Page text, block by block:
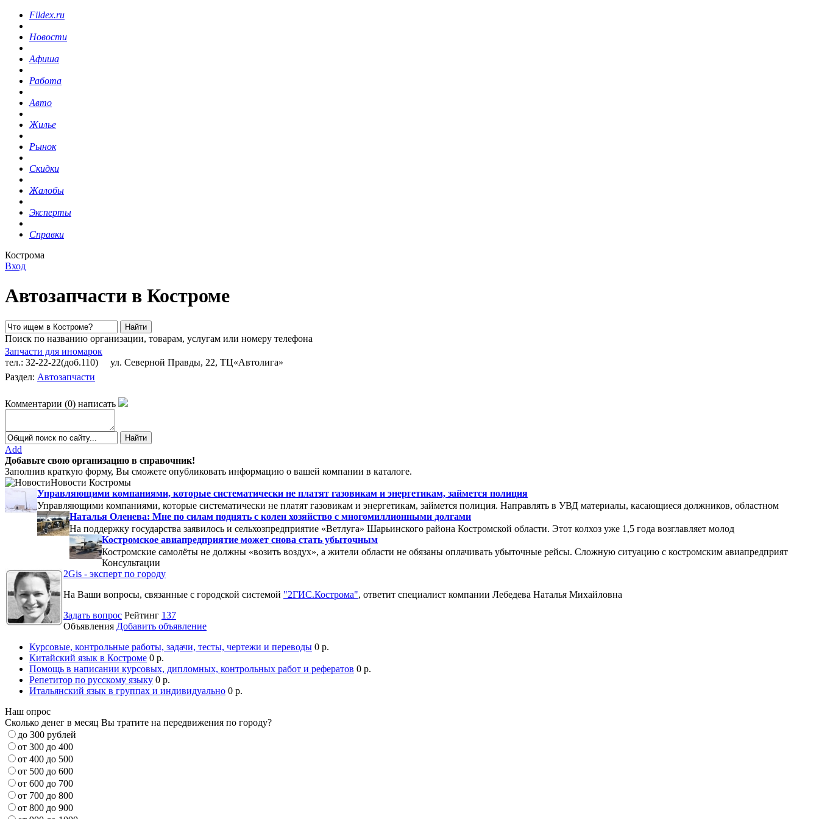
Fildex.ru
Новости
Афиша
Работа
Авто
Жилье
Рынок
Скидки
Жалобы
Эксперты
Справки
Кострома
Вход
Автозапчасти в Костроме
Поиск по названию организации, товарам, услугам или номеру телефона
Запчасти для иномарок
тел.: 32-22-22(доб.110)
ул. Северной Правды, 22, ТЦ«Автолига»
Раздел: Автозапчасти
Комментарии (0) написать
Add
Добавьте свою организацию в справочник!
Заполнив краткую форму, Вы сможете опубликовать информацию о вашей компании в каталоге.
Новости Костромы
Управляющими компаниями, которые систематически не платят газовикам и энергетикам, займется полиция
Управляющими компаниями, которые систематически не платят газовикам и энергетикам, займется полиция. Направлять в УВД материалы, касающиеся должников, областном
Наталья Оленева: Мне по силам поднять с колен хозяйство с многомиллионными долгами
На поддержку государства заявилось и сельхозпредприятие «Ветлуга» Шарьинского района Костромской области. Этот колхоз уже 1,5 года возглавляет молод
Костромское авиапредприятие может снова стать убыточным
Костромские самолёты не должны «возить воздух», а жители области не обязаны оплачивать убыточные рейсы. Сложную ситуацию с костромским авиапредприят
Консультации
2Gis - эксперт по городу
На Ваши вопросы, связанные с городской системой "2ГИС.Кострома", ответит специалист компании Лебедева Наталья Михайловна
Задать вопрос Рейтинг 137
Объявления Добавить объявление
Курсовые, контрольные работы, задачи, тесты, чертежи и переводы 0 р.
Китайский язык в Костроме 0 р.
Помощь в написании курсовых, дипломных, контрольных работ и рефератов 0 р.
Репетитор по русскому языку 0 р.
Итальянский язык в группах и индивидуально 0 р.
Наш опрос
Сколько денег в месяц Вы тратите на передвижения по городу?
до 300 рублей
от 300 до 400
от 400 до 500
от 500 до 600
от 600 до 700
от 700 до 800
от 800 до 900